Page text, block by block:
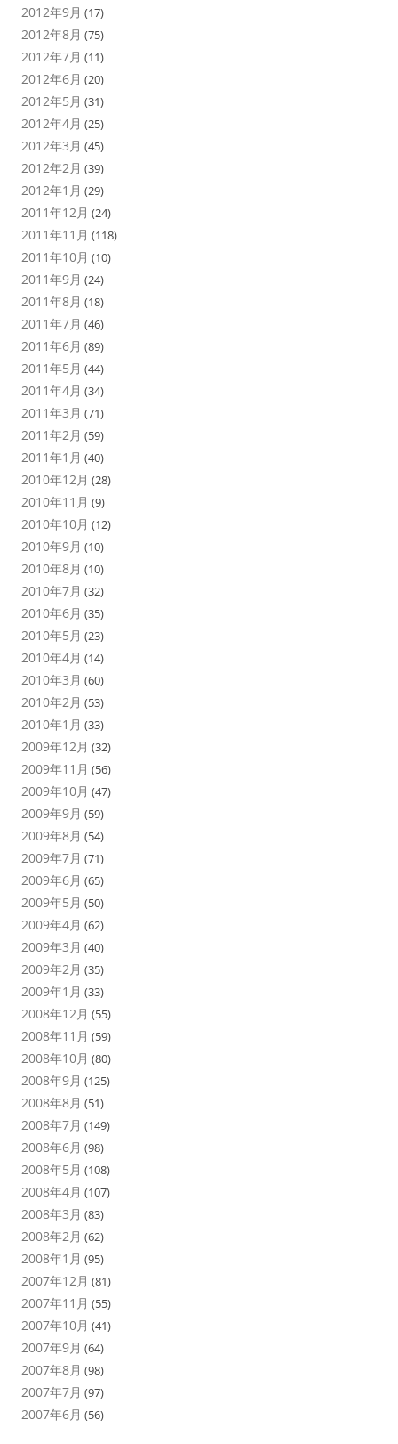
2012年9月 (17)
2012年8月 (75)
2012年7月 (11)
2012年6月 (20)
2012年5月 (31)
2012年4月 (25)
2012年3月 (45)
2012年2月 (39)
2012年1月 (29)
2011年12月 (24)
2011年11月 (118)
2011年10月 (10)
2011年9月 (24)
2011年8月 (18)
2011年7月 (46)
2011年6月 (89)
2011年5月 (44)
2011年4月 (34)
2011年3月 (71)
2011年2月 (59)
2011年1月 (40)
2010年12月 (28)
2010年11月 (9)
2010年10月 (12)
2010年9月 (10)
2010年8月 (10)
2010年7月 (32)
2010年6月 (35)
2010年5月 (23)
2010年4月 (14)
2010年3月 (60)
2010年2月 (53)
2010年1月 (33)
2009年12月 (32)
2009年11月 (56)
2009年10月 (47)
2009年9月 (59)
2009年8月 (54)
2009年7月 (71)
2009年6月 (65)
2009年5月 (50)
2009年4月 (62)
2009年3月 (40)
2009年2月 (35)
2009年1月 (33)
2008年12月 (55)
2008年11月 (59)
2008年10月 (80)
2008年9月 (125)
2008年8月 (51)
2008年7月 (149)
2008年6月 (98)
2008年5月 (108)
2008年4月 (107)
2008年3月 (83)
2008年2月 (62)
2008年1月 (95)
2007年12月 (81)
2007年11月 (55)
2007年10月 (41)
2007年9月 (64)
2007年8月 (98)
2007年7月 (97)
2007年6月 (56)